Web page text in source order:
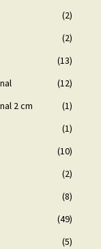
(2)
(2)
(13)
(12)
2 cm
(1)
(1)
(10)
(2)
(8)
(49)
(5)